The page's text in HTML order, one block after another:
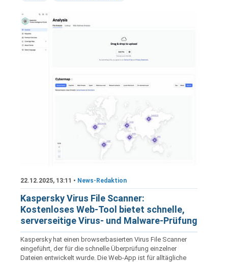
22.12.2025, 13:11 • News-Redaktion
Kaspersky Virus File Scanner:
Kostenloses Web-Tool bietet schnelle,
serverseitige Virus- und Malware-Prüfung
Kaspersky hat einen browserbasierten Virus File Scanner
eingeführt, der für die schnelle Überprüfung einzelner
Dateien entwickelt wurde. Die Web-App ist für alltägliche